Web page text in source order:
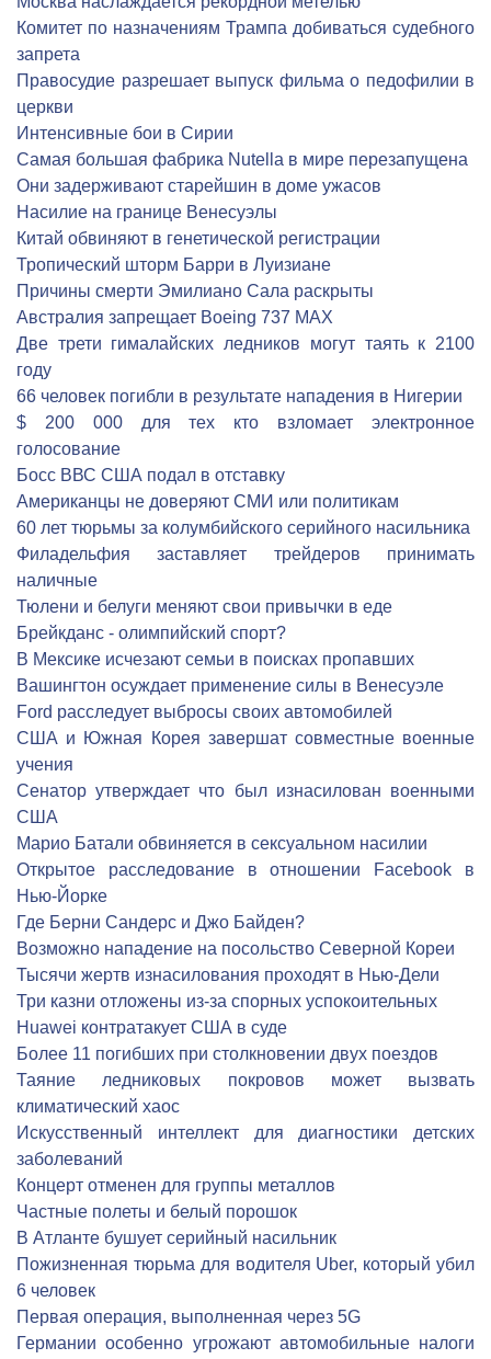
Комитет по назначениям Трампа добиваться судебного
запрета
Правосудие разрешает выпуск фильма о педофилии в
церкви
Интенсивные бои в Сирии
Самая большая фабрика Nutella в мире перезапущена
Они задерживают старейшин в доме ужасов
Насилие на границе Венесуэлы
Китай обвиняют в генетической регистрации
Тропический шторм Барри в Луизиане
Причины смерти Эмилиано Сала раскрыты
Австралия запрещает Boeing 737 MAX
Две трети гималайских ледников могут таять к 2100
году
66 человек погибли в результате нападения в Нигерии
$ 200 000 для тех кто взломает электронное
голосование
Босс ВВС США подал в отставку
Американцы не доверяют СМИ или политикам
60 лет тюрьмы за колумбийского серийного насильника
Филадельфия заставляет трейдеров принимать
наличные
Тюлени и белуги меняют свои привычки в еде
Брейкданс - олимпийский спорт?
В Мексике исчезают семьи в поисках пропавших
Вашингтон осуждает применение силы в Венесуэле
Ford расследует выбросы своих автомобилей
США и Южная Корея завершат совместные военные
учения
Сенатор утверждает что был изнасилован военными
США
Марио Батали обвиняется в сексуальном насилии
Открытое расследование в отношении Facebook в
Нью-Йорке
Где Берни Сандерс и Джо Байден?
Возможно нападение на посольство Северной Кореи
Тысячи жертв изнасилования проходят в Нью-Дели
Три казни отложены из-за спорных успокоительных
Huawei контратакует США в суде
Более 11 погибших при столкновении двух поездов
Таяние ледниковых покровов может вызвать
климатический хаос
Искусственный интеллект для диагностики детских
заболеваний
Концерт отменен для группы металлов
Частные полеты и белый порошок
В Атланте бушует серийный насильник
Пожизненная тюрьма для водителя Uber, который убил
6 человек
Первая операция, выполненная через 5G
Германии особенно угрожают автомобильные налоги